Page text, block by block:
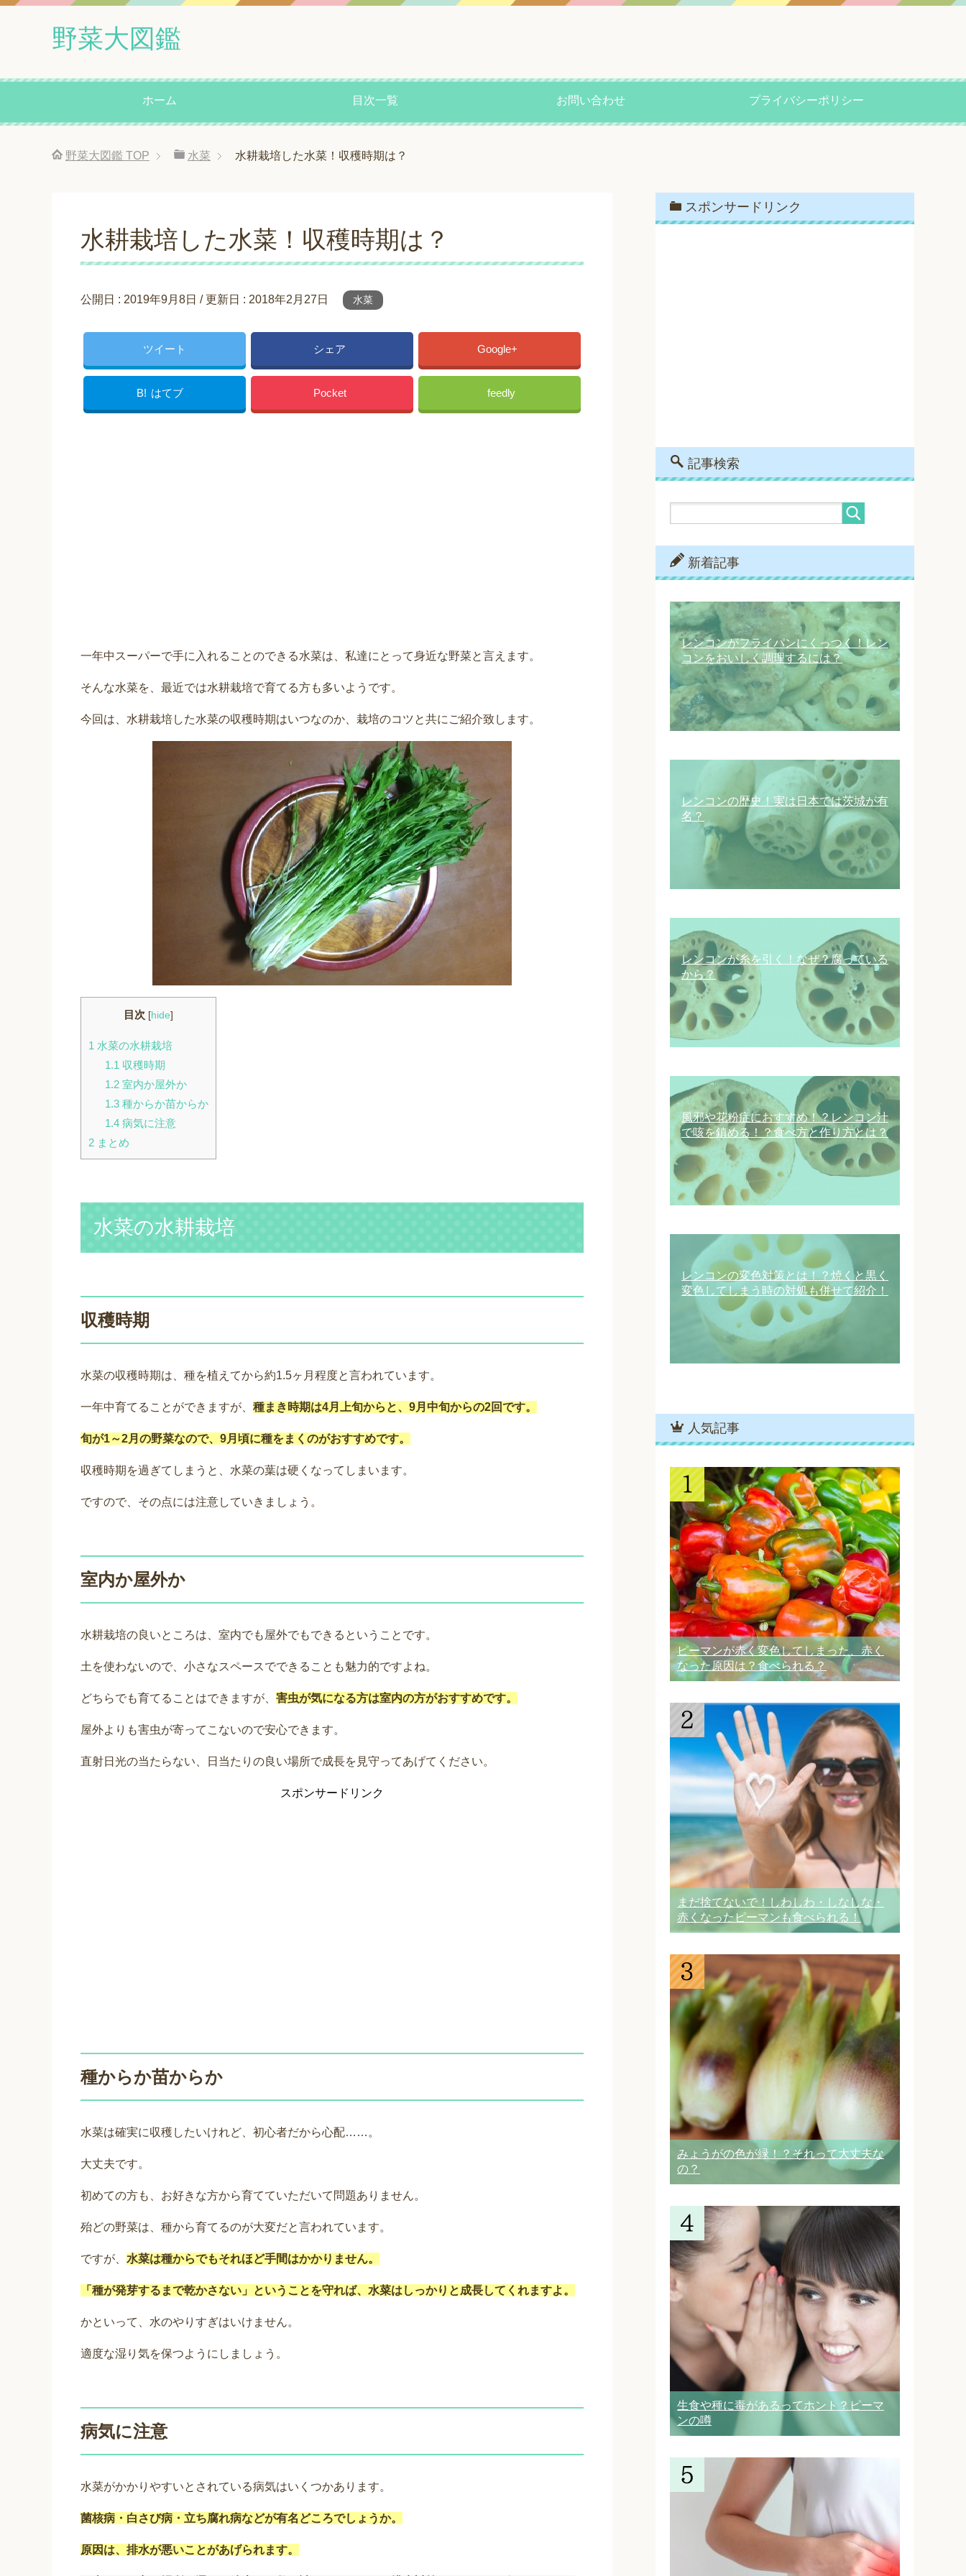
野菜大図鑑
ホーム 目次一覧 お問い合わせ プライバシーポリシー
野菜大図鑑 TOP 水菜 水耕栽培した水菜！収穫時期は？
水耕栽培した水菜！収穫時期は？
公開日 : 2019年9月8日 / 更新日 : 2018年2月27日 水菜
ツイート シェア Google+
B! はてブ Pocket feedly
一年中スーパーで手に入れることのできる水菜は、私達にとって身近な野菜と言えます。
そんな水菜を、最近では水耕栽培で育てる方も多いようです。
今回は、水耕栽培した水菜の収穫時期はいつなのか、栽培のコツと共にご紹介致します。
目次 [hide]
1 水菜の水耕栽培
1.1 収穫時期
1.2室内か屋外か
1.3種からか苗からか
1.4病気に注意
2 まとめ
水菜の水耕栽培
収穫時期
水菜の収穫時期は、種を植えてから約1.5ヶ月程度と言われています。
一年中育てることができますが、 種まき時期は4月上旬からと、9月中旬からの2回です。
旬が1～2月の野菜なので、9月頃に種をまくのがおすすめです。
収穫時期を過ぎてしまうと、水菜の葉は硬くなってしまいます。
ですので、その点には注意していきましょう。
室内か屋外か
水耕栽培の良いところは、室内でも屋外でもできるということです。
土を使わないので、小さなスペースでできることも魅力的ですよね。
どちらでも育てることはできますが、 害虫が気になる方は室内の方がおすすめです。
屋外よりも害虫が寄ってこないので安心できます。
直射日光の当たらない、日当たりの良い場所で成長を見守ってあげてください。
スポンサードリンク
種からか苗からか
水菜は確実に収穫したいけれど、初心者だから心配……。
大丈夫です。
初めての方も、お好きな方から育てていただいて問題ありません。
殆どの野菜は、種から育てるのが大変だと言われています。
ですが、 水菜は種からでもそれほど手間はかかりません。
「種が発芽するまで乾かさない」ということを守れば、水菜はしっかりと成長してくれますよ。
かといって、水のやりすぎはいけません。
適度な湿り気を保つようにしましょう。
病気に注意
水菜がかかりやすいとされている病気はいくつかあります。
菌核病・白さび病・立ち腐れ病などが有名どころでしょうか。
原因は、排水が悪いことがあげられます。
スポンサードリンク
記事検索
新着記事
レンコンがフライパンにくっつく！レン
コンをおいしく調理するには？
レンコンの歴史！実は日本では茨城が有
名？
レンコンが糸を引く！なぜ？腐っている
から？
風邪や花粉症におすすめ！？レンコン汁
で咳を鎮める！？食べ方と作り方とは？
レンコンの変色対策とは！？焼くと黒く
変色してしまう時の対処も併せて紹介！
人気記事
ピーマンが赤く変色してしまった、赤く
なった原因は？食べられる？
まだ捨てないで！しわしわ・しなしな・
赤くなったピーマンも食べられる！
みょうがの色が緑！？それって大丈夫な
の？
生食や種に毒があるってホント？ピーマ
ンの噂